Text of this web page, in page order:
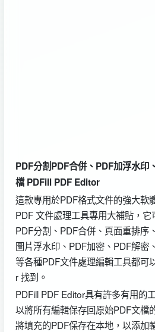
PDF分割PDF合併、PDF加浮水印
檔 PDFill PDF Editor
這款專用於PDF格式文件的強大軟
PDF 文件處理工具專用大補貼，
PDF分割、PDF合併、頁面重排序
圖片浮水印、PDF加密、PDF解密
等各種PDF文件處理編輯工具都可
r 找到。
PDFill PDF Editor具有許多有用的
以將所有編輯保存回原始PDF文檔
將填充的PDF保存在本地，以添加